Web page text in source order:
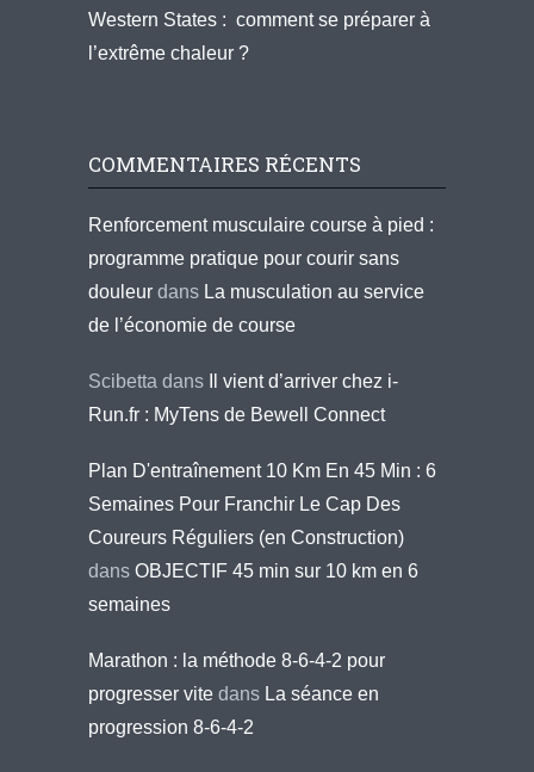
Western States : comment se préparer à
l’extrême chaleur ?
COMMENTAIRES RÉCENTS
Renforcement musculaire course à pied :
programme pratique pour courir sans
douleur dans La musculation au service
de l’économie de course
Scibetta dans
Il vient d’arriver chez i-
Run.fr : MyTens de Bewell Connect
Plan D'entraînement 10 Km En 45 Min : 6
Semaines Pour Franchir Le Cap Des
Coureurs Réguliers (en Construction)
dans OBJECTIF 45 min sur 10 km en 6
semaines
Marathon : la méthode 8-6-4-2 pour
progresser vite dans La séance en
progression 8-6-4-2